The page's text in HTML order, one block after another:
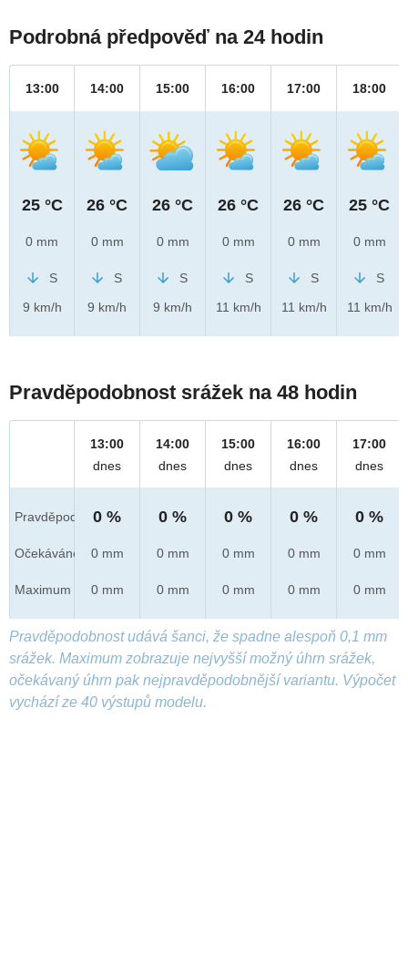
Podrobná předpověď na 24 hodin
13:00
25 °C
0 mm
S
9 km/h
14:00
26 °C
0 mm
S
9 km/h
15:00
26 °C
0 mm
S
9 km/h
16:00
26 °C
0 mm
S
11 km/h
17:00
26 °C
0 mm
S
11 km/h
18:00
25 °C
0 mm
S
11 km/h
Pravděpodobnost srážek na 48 hodin
Pravděpod.
Očekáváno
Maximum
13:00
dnes
0 %
0 mm
0 mm
14:00
dnes
0 %
0 mm
0 mm
15:00
dnes
0 %
0 mm
0 mm
16:00
dnes
0 %
0 mm
0 mm
17:00
dnes
0 %
0 mm
0 mm
Pravděpodobnost udává šanci, že spadne alespoň 0,1 mm
srážek. Maximum zobrazuje nejvyšší možný úhrn srážek,
očekávaný úhrn pak nejpravděpodobnější variantu. Výpočet
vychází ze 40 výstupů modelu.